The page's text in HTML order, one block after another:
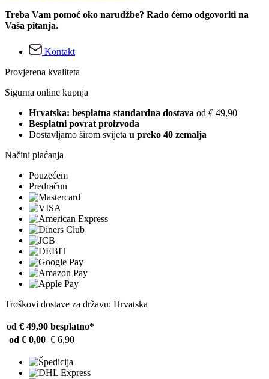
Treba Vam pomoć oko narudžbe? Rado ćemo odgovoriti na
Vaša pitanja.
Kontakt
Provjerena kvaliteta
Sigurna online kupnja
Hrvatska: besplatna standardna dostava od € 49,90
Besplatni povrat proizvoda
Dostavljamo širom svijeta u preko 40 zemalja
Načini plaćanja
Pouzećem
Predračun
Troškovi dostave za državu: Hrvatska
od € 49,90 besplatno*
od € 0,00 € 6,90